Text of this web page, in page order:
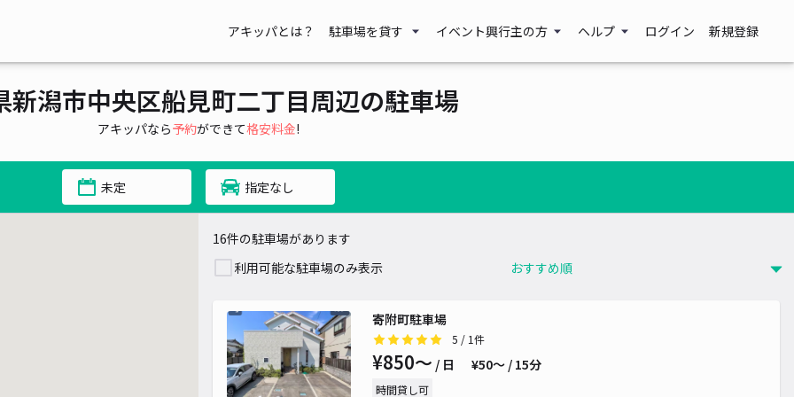
アキッパとは？ 駐車場を貸す イベント興行主の方 ヘルプ ログイン 新規登録
新潟市中央区船見町二丁目周辺の駐車場
アキッパなら予約ができて格安料金!
未定 指定なし
16件の駐車場があります
利用可能な駐車場のみ表示
寄附町駐車場
5 / 1件
¥850〜 / 日 ¥50〜 / 15分
時間貸し可